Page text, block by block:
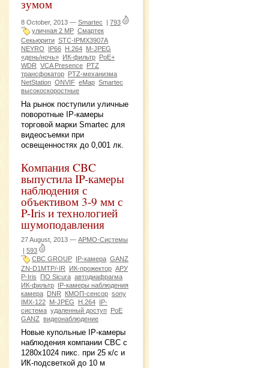
зумом
8 October, 2013 — Smartec | 793
уличная 2 МР Смартек
Секьюрити STC-IPMX3907A
NEYRO
IP66 H.264 M-JPEG
«день/ночь» ИК-фильтр PoE+
WDR VCA Presence PTZ
трансфокатор PTZ-механизма
NetStation ONVIF еМар Smartec
высокоскоростные
На рынок поступили уличные
поворотные IP-камеры
торговой марки Smartec для
видеосъемки при
освещенностях до 0,001 лк.
Компания CBC
выпустила IP-камеры
наблюдения с
объективом 3-9 мм с
P-Iris и технологией
шумоподавления
27 August, 2013 — АРМО-Системы
593
CBC GROUP
IP-камера GANZ
ZN-D1MTP/-IR
ИК-прожектор АРУ
P-Iris
ПО Sicura автодиафрагма
ИК-фильтр
IP-камеры наблюдения
камера
DNR КМОП-сенсор sony
IMX-122 M-JPEG Н.264
IP-
система удаленный доступ
PoE
GANZ видеонаблюдение
Новые купольные IP-камеры
наблюдения компании CBC с
1280х1024 пикс. при 25 к/с и
ИК-подсветкой до 10 м